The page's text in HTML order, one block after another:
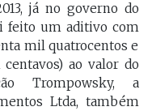
já no governo do
feito um aditivo com
mil quatrocentos e
ao valor do
Trompowsky, a
Ltda, também